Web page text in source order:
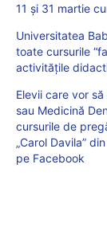
11 şi 31 martie
Universitatea
toate cursurile
activitățile
Elevii care vor
sau Medicină
cursurile de
„Carol Davila”
pe Facebook